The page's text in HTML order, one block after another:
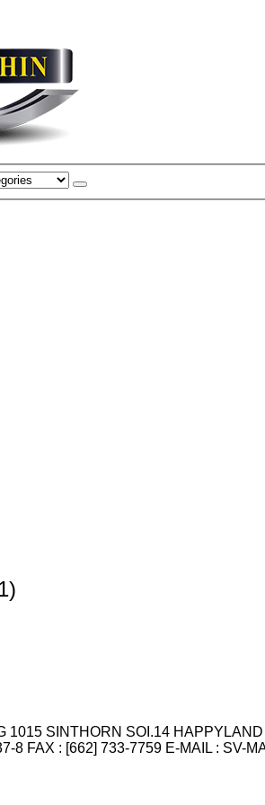
1015 SINTHORN SOI.14
8 FAX : [662] 733-7759 E-MAIL : SV-